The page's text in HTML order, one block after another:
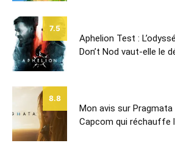
7.5
Aphelion Test :
Don’t Nod vaut-elle le
8.8
Mon avis sur Pragmata
Capcom qui réchauffe